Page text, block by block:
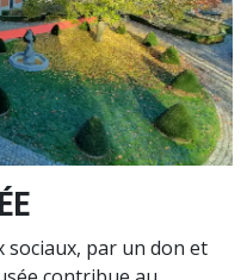
sociaux, par un don et